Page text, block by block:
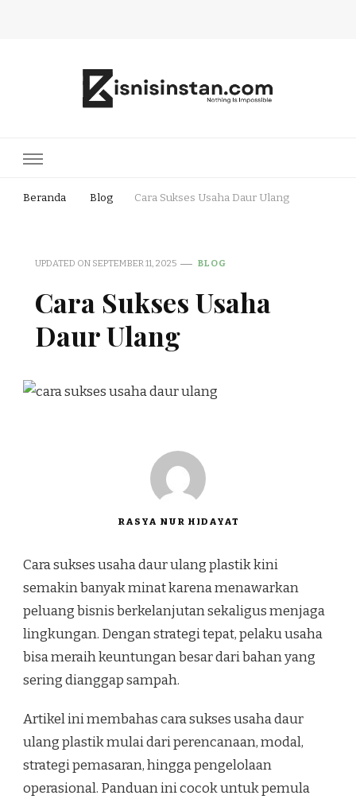
Beranda Blog Cara Sukses Usaha Daur Ulang
UPDATED ON SEPTEMBER 11, 2025 BLOG
Cara Sukses Usaha
Daur Ulang
RASYA NUR HIDAYAT
Cara sukses usaha daur ulang plastik kini
semakin banyak minat karena menawarkan
peluang bisnis berkelanjutan sekaligus menjaga
lingkungan. Dengan strategi tepat, pelaku usaha
bisa meraih keuntungan besar dari bahan yang
sering dianggap sampah.
Artikel ini membahas cara sukses usaha daur
ulang plastik mulai dari perencanaan, modal,
strategi pemasaran, hingga pengelolaan
operasional. Panduan ini cocok untuk pemula